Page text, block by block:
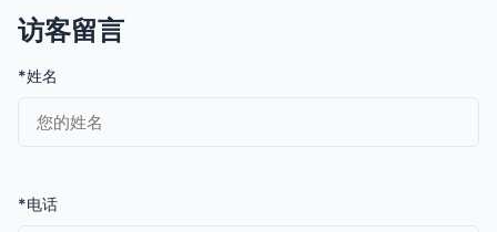
访客留言
*姓名
*电话